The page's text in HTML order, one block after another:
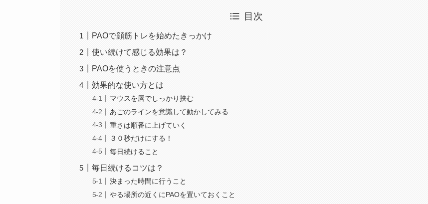
目次
PAOで顔筋トレを始めたきっかけ
使い続けて感じる効果は？
PAOを使うときの注意点
効果的な使い方とは
マウスを唇でしっかり挟む
あごのラインを意識して動かしてみる
重さは順番に上げていく
３０秒だけにする！
毎日続けること
毎日続けるコツは？
決まった時間に行うこと
やる場所の近くにPAOを置いておくこと